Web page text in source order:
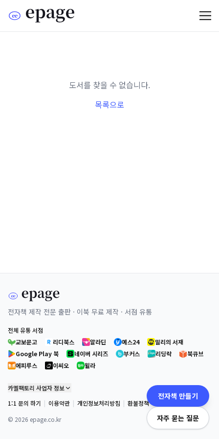
도서를 찾을 수 없습니다.
목록으로
전자책 제작 전문 출판 · 이북 무료 제작 · 서점 유통
전체 유통 서점
교보문고
리디북스 알라딘 예스24
밀리의 서재
Google Play 북
네이버 시리즈 부커스 리딩락
북큐브
에피루스
이씨오 윌라
카멜팩토리 사업자 정보
1:1 문의 하기 | 이용약관 | 개인정보처리방침 | 환불정책
© 2026 epage.co.kr
전자책 만들기
자주 묻는 질문